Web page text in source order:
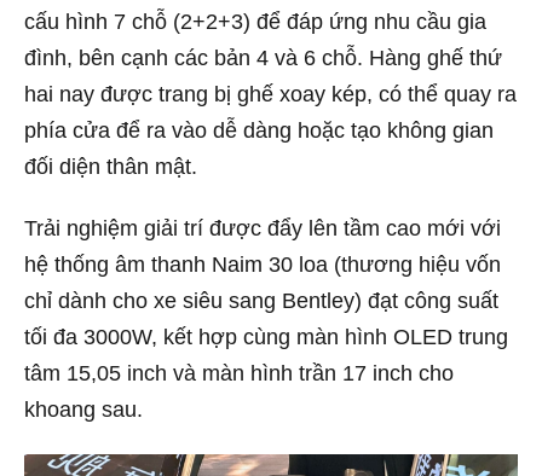
cấu hình 7 chỗ (2+2+3) để đáp ứng nhu cầu gia
đình, bên cạnh các bản 4 và 6 chỗ. Hàng ghế thứ
hai nay được trang bị ghế xoay kép, có thể quay ra
phía cửa để ra vào dễ dàng hoặc tạo không gian
đối diện thân mật.
Trải nghiệm giải trí được đẩy lên tầm cao mới với
hệ thống âm thanh Naim 30 loa (thương hiệu vốn
chỉ dành cho xe siêu sang Bentley) đạt công suất
tối đa 3000W, kết hợp cùng màn hình OLED trung
tâm 15,05 inch và màn hình trần 17 inch cho
khoang sau.